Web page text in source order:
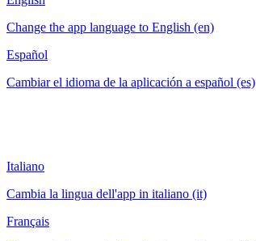
Change the app language to English (en)
Español
Cambiar el idioma de la aplicación a español (es)
Italiano
Cambia la lingua dell'app in italiano (it)
Français